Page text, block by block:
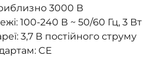
3000 В
100-240 В ~ 50/60 Гц, 3 Вт
3,7 В постійного струму
CE